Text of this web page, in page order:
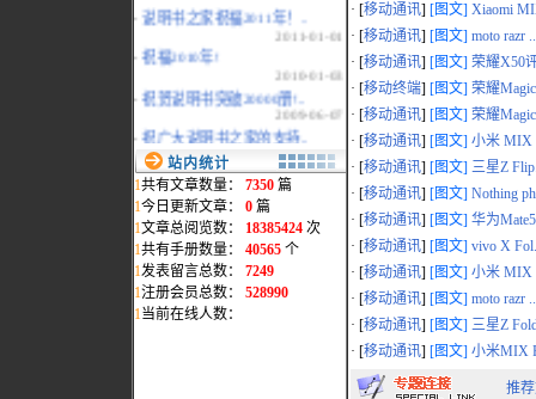
·说明书之家祝福2011年！..
2011-01-01
·祝福2010年!
2010-01-03
祝贺说明书突破20000册!..
2009-06-07
祝广大说明书之家的支持..
2008-02-04
·祝贺淘团网淘团专版发布..
2007-10-19
·www.myreadme.com新域名..
2007-07-02
·本站统一采用www.mydigi..
·地震影响，部分页面打开..
站内统计
1共有文章数量： 7350 篇
1今日更新文章： 0 篇
1文章总阅览数： 18385424 次
1共有手册数量： 40565 个
1发表留言总数： 7249
1注册会员总数： 528990
1当前在线人数：
· [移动通讯] [图文] Xiaomi
· [移动通讯] [图文] moto razr ..
· [移动通讯] [图文] 荣耀X50
· [移动终端] [图文] 荣耀
· [移动通讯] [图文] 荣耀
· [移动通讯] [图文] 小米 MIX
· [移动通讯] [图文] 三星Z
· [移动通讯] [图文] Nothing
· [移动通讯] [图文] 华为
· [移动通讯] [图文] vivo X
· [移动通讯] [图文] 小米 MIX
· [移动通讯] [图文] moto razr ..
· [移动通讯] [图文] 三星Z
· [移动通讯] [图文] 小米MIX
推